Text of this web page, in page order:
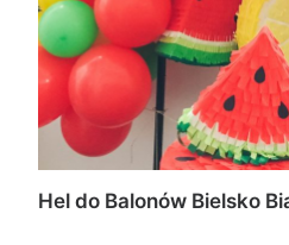
Hel do Balonów Bielsko